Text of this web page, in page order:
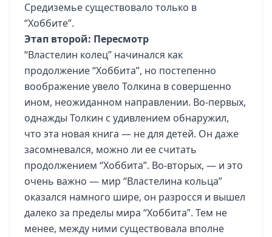
Средиземье существовало только в
“Хоббите”.
Этап второй: Пересмотр
“Властелин колец” начинался как
продолжение “Хоббита”, но постепенно
воображение увело Толкина в совершенно
ином, неожиданном направлении. Во-первых,
однажды Толкин с удивлением обнаружил,
что эта новая книга — не для детей. Он даже
засомневался, можно ли ее считать
продолжением “Хоббита”. Во-вторых, — и это
очень важно — мир “Властелина кольца”
оказался намного шире, он разросся и вышел
далеко за пределы мира “Хоббита”. Тем не
менее, между ними существовала вполне